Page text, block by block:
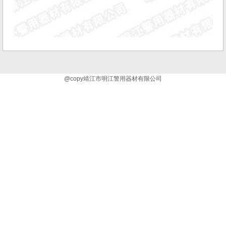
@copy靖江市明江警用器材有限公司